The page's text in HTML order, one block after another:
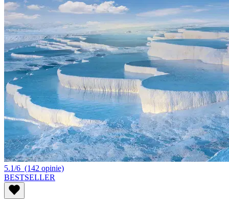
5.1/6 (142 opinie)
BESTSELLER